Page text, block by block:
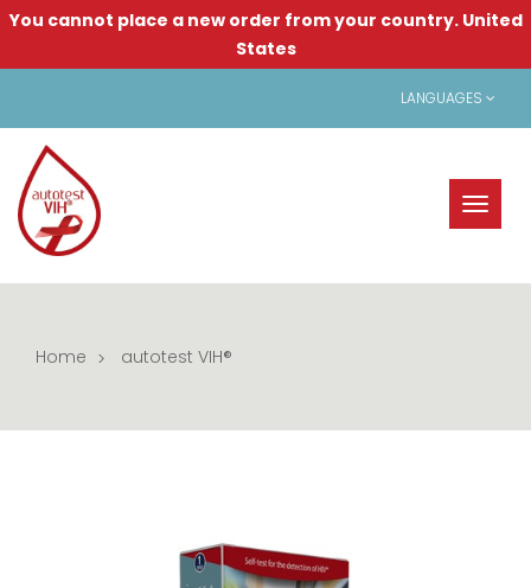
You cannot place a new order from your country. United
States
LANGUAGES
Toggle
Home autotest VIH®